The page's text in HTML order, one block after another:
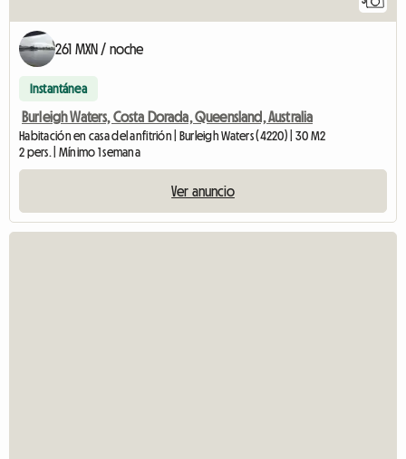
261 MXN / noche
Instantánea
Burleigh Waters, Costa Dorada, Queensland, Australia
Habitación en casa del anfitrión | Burleigh Waters (4220) | 30 M2
2 pers. | Mínimo 1 semana
Ver anuncio